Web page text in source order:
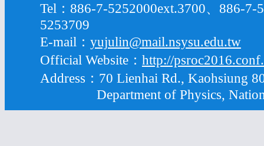
Tel：886-7-5252000ext.3700、886-
5253709
E-mail： yujulin@mail.nsysu.edu.tw
Official Website： http://
Address：70 Lienhai Rd., Kaohsiung
Department of Physics, National